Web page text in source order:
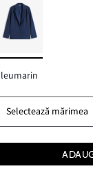
Selectează mărimea